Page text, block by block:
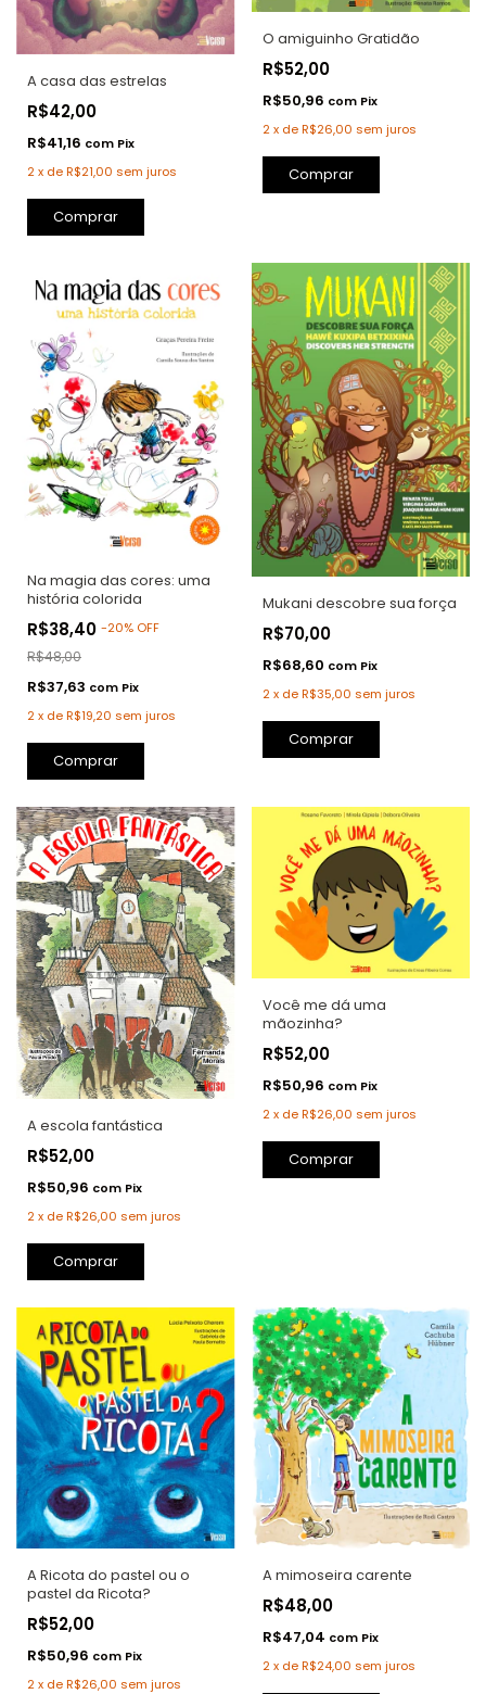
A casa das estrelas
R$42,00
R$41,16 com Pix
2x deR$21,00 sem juros
Comprar
O amiguinho Gratidão
R$52,00
R$50,96 com Pix
2 x deR$26,00 sem juros
Comprar
Na magia das cores: uma
história colorida
R$38,40 -20% OFF
R$48,00
R$37,63 com Pix
2x deR$19,20 sem juros
Comprar
Mukani descobre sua força
R$70,00
R$68,60 com Pix
2 x deR$35,00 sem juros
Comprar
A escola fantástica
R$52,00
R$50,96 com Pix
2x deR$26,00 sem juros
Comprar
Você me dá uma
mãozinha?
R$52,00
R$50,96 com Pix
2 x deR$26,00 sem juros
Comprar
A Ricota do pastel ou o
pastel da Ricota?
R$52,00
R$50,96 com Pix
2x deR$26,00 sem juros
A mimoseira carente
R$48,00
R$47,04 com Pix
2 x deR$24,00 sem juros